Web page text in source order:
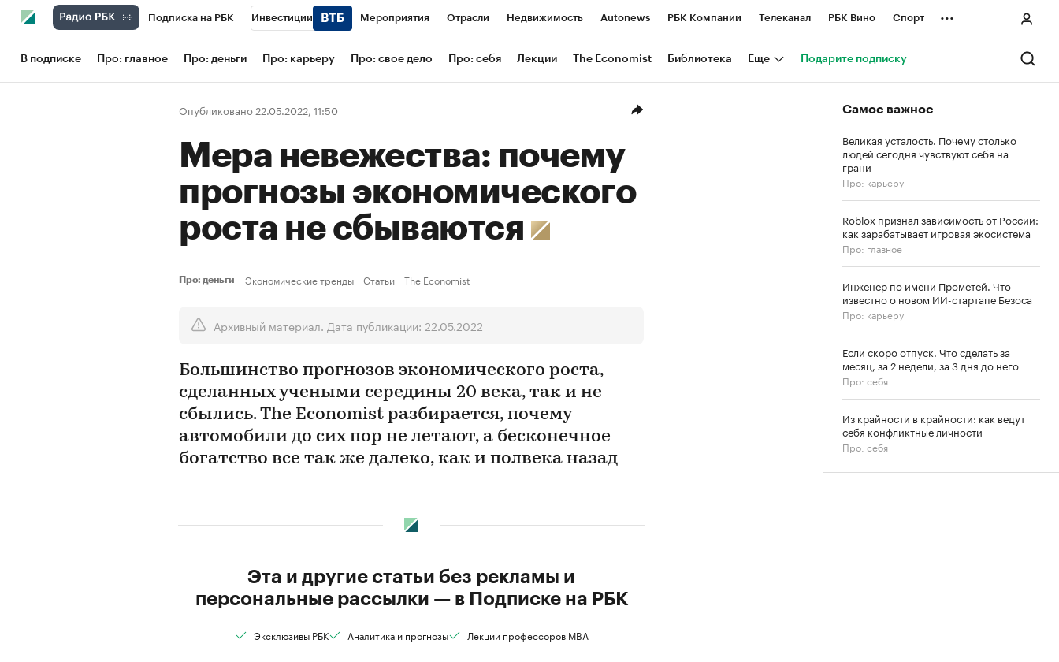
Подписка на РБК Инвестиции Мероприятия Отрасли Недвижимость Autonews РБК Компании Телеканал РБК Вино Спорт
Школа управления РБК РБК Образование РБК Life Тренды Визионеры Национальные проекты Город
Рынок наличной валюты
...
В подписке Про: главное Про: деньги Про: карьеру Про: свое дело Про: себя Лекции The Economist Библиотека Еще Подарите подписку
Опубликовано 22.05.2022, 11:50
Мера невежества: почему
прогнозы экономического
роста не сбываются
Про: деньги Экономические тренды Статьи The Economist
Архивный материал. Дата публикации: 22.05.2022
Большинство прогнозов экономического роста,
сделанных учеными середины 20 века, так и не
сбылись. The Economist разбирается, почему
автомобили до сих пор не летают, а бесконечное
богатство все так же далеко, как и полвека назад
Эта и другие статьи без рекламы и
персональные рассылки — в Подписке на РБК
Эксклюзивы РБК Аналитика и прогнозы Лекции профессоров MBA
Самое важное
Великая усталость. Почему столько
людей сегодня чувствуют себя на
грани
Про: карьеру
Roblox признал зависимость от России:
как зарабатывает игровая экосистема
Про: главное
Инженер по имени Прометей. Что
известно о новом ИИ-стартапе Безоса
Про: карьеру
Если скоро отпуск. Что сделать за
месяц, за 2 недели, за 3 дня до него
Про: себя
Из крайности в крайности: как ведут
себя конфликтные личности
Про: себя